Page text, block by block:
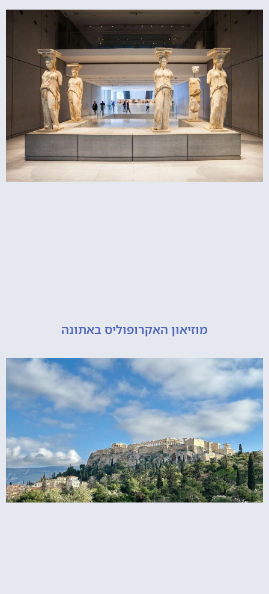
מוזיאון האקרופוליס באתונה